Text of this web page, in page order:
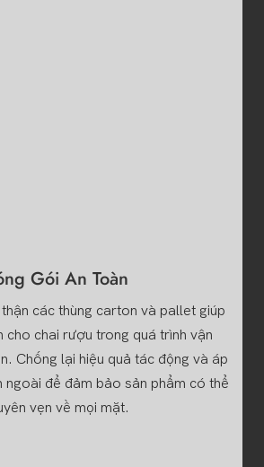
Gói An Toàn
các thùng carton và pallet giúp
cho chai rượu trong quá trình vận
Chống lại hiệu quả tác động và áp
ngoài để đảm bảo sản phẩm có thể
vẹn về mọi mặt.